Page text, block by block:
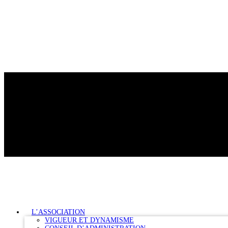
L’ASSOCIATION
VIGUEUR ET DYNAMISME